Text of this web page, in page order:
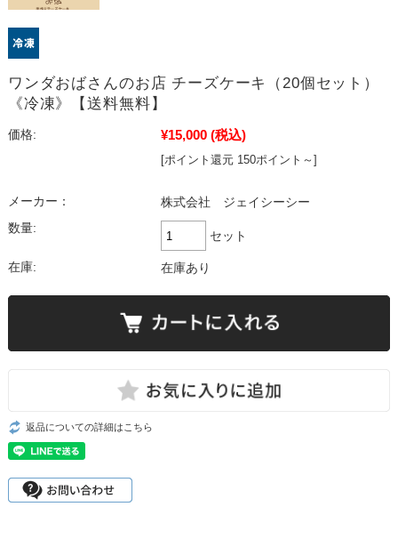
ワンダおばさんのお店 チーズケーキ（20個セット）
《冷凍》【送料無料】
価格: ¥15,000 (税込)
[ポイント還元 150ポイント～]
メーカー：
株式会社 ジェイシーシー
数量:
セット
在庫: 在庫あり
返品についての詳細はこちら